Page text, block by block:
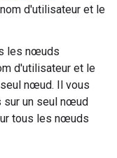
d'utilisateur et le
les nœuds
d'utilisateur et le
nœud. Il vous
sur un seul nœud
tous les nœuds